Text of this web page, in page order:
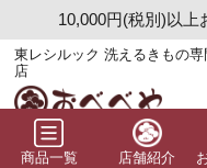
10,000円(税別)以上
東レシルック 洗えるきもの専
店
商品一覧 店舗紹介